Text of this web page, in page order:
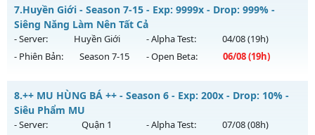
Kiểu reset: Reset In Game
Thể loại: Mu Nguyên bản Webzen
Antihack: VIP SHIELD
Mu mới ra tháng 08 2026 - Mở máy chủ
vào 22h ngày 05/08/2626
Exp: 100x - Drop: 20%
Thể loại: Mu Nguyên bản Webzen
Antihack: Shark
7.Huyền Giới - Season 7-15 - Exp: 9999x - Drop: 999% -
Siêng Năng Làm Nên Tất Cả
- Server: Huyền Giới - Alpha Test: 04/08(19h)
- Phiên Bản:
Season 7-15 - Open Beta: 06/08(19h)
Huyền Giới - Siêng Năng Làm Nên Tất Cả
Mu mới ra tháng 08 2026 - Mở máy chủ
ngày 06/08/2626
8.++ MU HÙNG BÁ ++ - Season 6 - Exp: 200x - Drop: 10% -
Siêu Phẩm MU
- Server: Quận 1 - Alpha Test: 07/08(08h)